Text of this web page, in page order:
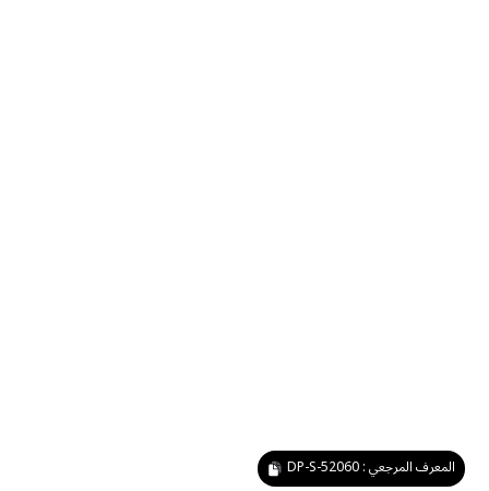
المعرف المرجعي :DP-S-52060